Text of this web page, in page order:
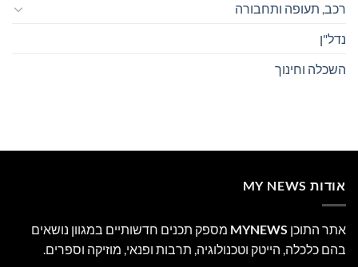
רכב, תעופה ותחבורה
נדל"ן
השכלה וחינוך
אודות MY NEWS
אתר התוכן MYNEWS מספק תכנים חדשותיים במגוון נושאים
בהם כלכלה, הייטק וטכנולוגיה, תרבות ופנאי, מוזיקה וספרים.